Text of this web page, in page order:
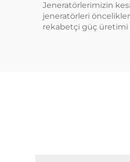
Jeneratörlerimizin
jeneratörleri
rekabetçi güç üretimi